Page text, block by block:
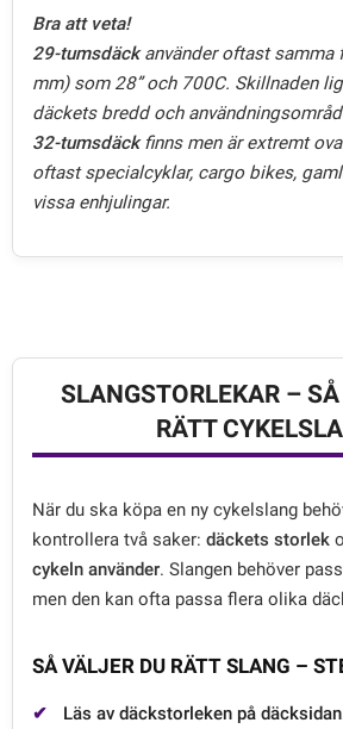
Bra att veta!
29-tumsdäckanvänder oftast samma
mm) som 28” och 700C. Skillnaden
däckets bredd och
32-tumsdäckfinns men är extremt
oftast specialcyklar, cargo bikes,
vissa enhjulingar.
SLANGSTORLEKAR –
RÄTT
När du ska köpa en ny cykelslang
kontrollera två saker: däckets storlek
cykeln använder. Slangen behöver
men den kan ofta passa flera olika
SÅ VÄLJER DU RÄTT SLANG –
Läs av däckstorleken på